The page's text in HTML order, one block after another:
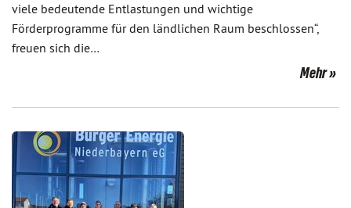
viele bedeutende Entlastungen und wichtige
Förderprogramme für den ländlichen Raum beschlossen“,
freuen sich die…
Mehr